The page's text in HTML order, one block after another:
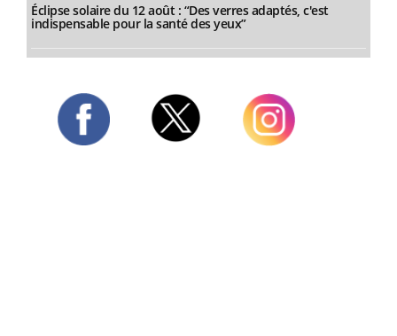
Éclipse solaire du 12 août : “Des verres adaptés, c'est
indispensable pour la santé des yeux”